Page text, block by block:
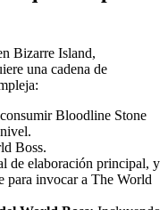
Bizarre Island,
una cadena de
Bloodline Stone
Boss.
de elaboración principal, y
para invocar a The World